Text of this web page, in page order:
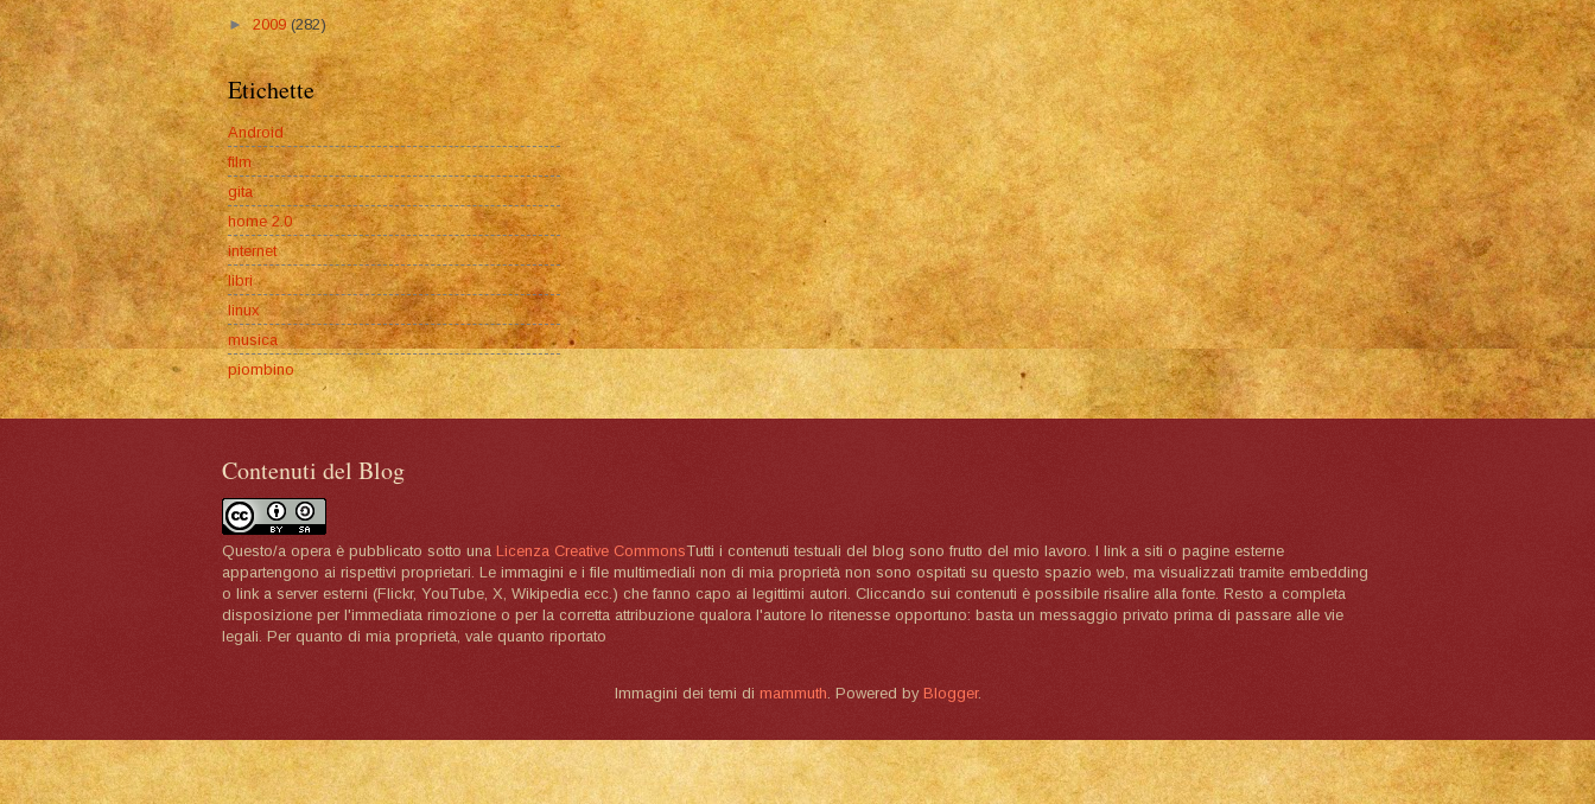
►2009 (282)
Etichette
Android
film
gita
home 2.0
internet
libri
linux
musica
piombino
Contenuti del Blog
Questo/a opera è pubblicato sotto una Licenza Creative CommonsTutti i contenuti testuali del blog sono frutto del mio lavoro. I link a siti o pagine esterne
appartengono ai rispettivi proprietari. Le immagini e i file multimediali non di mia proprietà non sono ospitati su questo spazio web, ma visualizzati tramite embedding
o link a server esterni (Flickr, YouTube, X, Wikipedia ecc.) che fanno capo ai legittimi autori. Cliccando sui contenuti è possibile risalire alla fonte. Resto a completa
disposizione per l'immediata rimozione o per la corretta attribuzione qualora l'autore lo ritenesse opportuno: basta un messaggio privato prima di passare alle vie
legali. Per quanto di mia proprietà, vale quanto riportato
Immagini dei temi di mammuth. Powered by Blogger.